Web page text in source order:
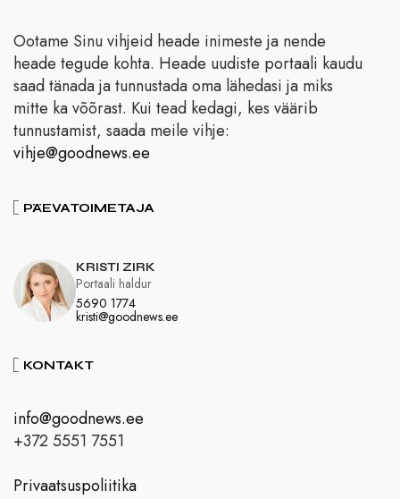
Ootame Sinu vihjeid heade inimeste ja nende
heade tegude kohta. Heade uudiste portaali kaudu
saad tänada ja tunnustada oma lähedasi ja miks
mitte ka võõrast. Kui tead kedagi, kes väärib
tunnustamist, saada meile vihje:
vihje@goodnews.ee
PÄEVATOIMETAJA
KRISTI ZIRK
5690 1774
kristi@goodnews.ee
Portaali haldur
KONTAKT
info@goodnews.ee
+372 5551 7551
Privaatsuspoliitika